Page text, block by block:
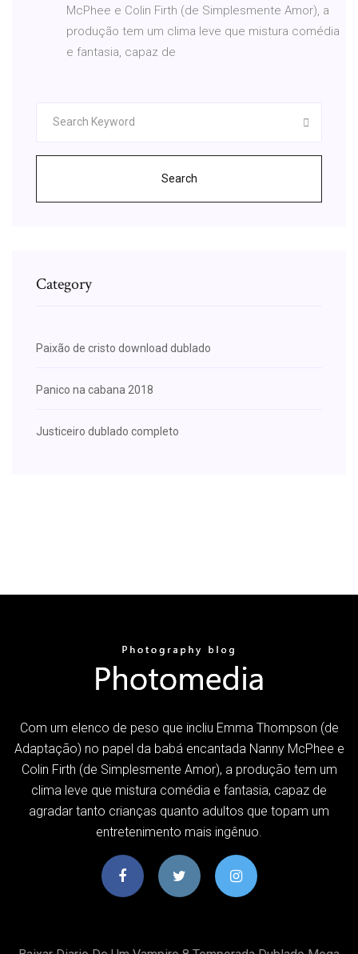
McPhee e Colin Firth (de Simplesmente Amor), a
produção tem um clima leve que mistura comédia
e fantasia, capaz de
Search
Category
Paixão de cristo download dublado
Panico na cabana 2018
Justiceiro dublado completo
Com um elenco de peso que incliu Emma Thompson (de
Adaptação) no papel da babá encantada Nanny McPhee e
Colin Firth (de Simplesmente Amor), a produção tem um
clima leve que mistura comédia e fantasia, capaz de
agradar tanto crianças quanto adultos que topam um
entretenimento mais ingênuo.